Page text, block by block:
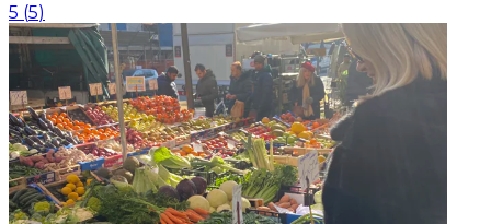
5 (5)